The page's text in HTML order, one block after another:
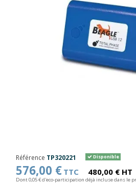
Référence TP320221 Disponible
576,00 € TTC 480,00 € HT
Dont 0,05 € d'eco-participation déjà incluse dans le